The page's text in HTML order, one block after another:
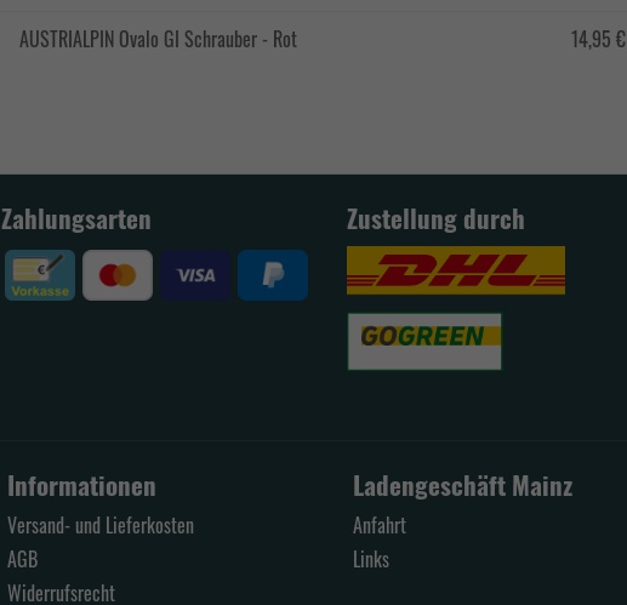
AUSTRIALPIN Ovalo GI Schrauber - Rot 14,95 €
Zahlungsarten Zustellung durch
Informationen
Versand- und Lieferkosten
AGB
Widerrufsrecht
Ladengeschäft Mainz
Anfahrt
Links